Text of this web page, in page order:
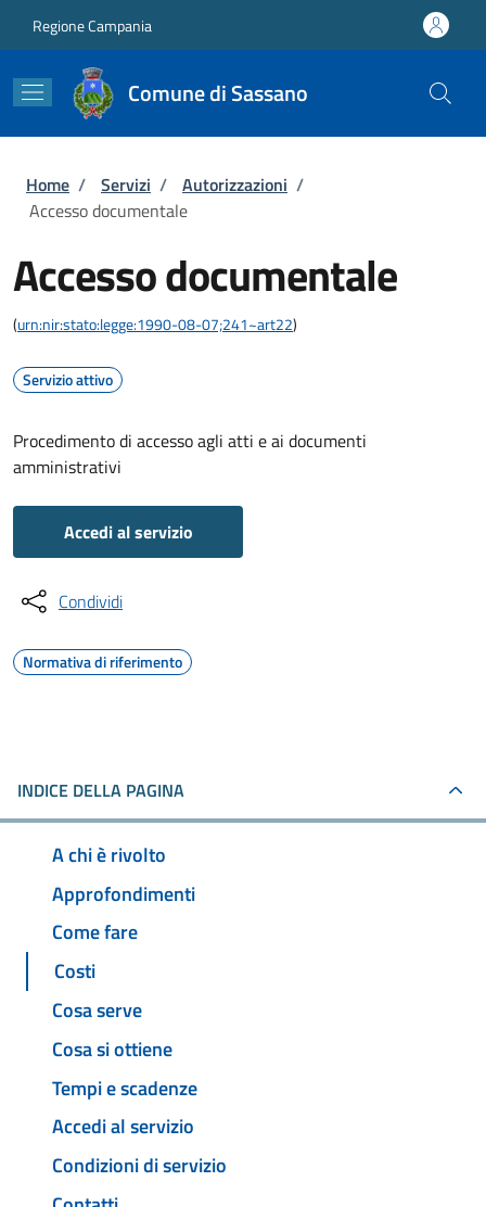
Regione Campania
Comune di Sassano
Briciole di pane
Home / Servizi / Autorizzazioni /
Accesso documentale
Accesso documentale
(urn:nir:stato:legge:1990-08-07;241~art22)
Servizio attivo
Procedimento di accesso agli atti e ai documenti
amministrativi
Accedi al servizio
Condividi
Normativa di riferimento
INDICE DELLA PAGINA
A chi è rivolto
Approfondimenti
Come fare
Costi
Cosa serve
Cosa si ottiene
Tempi e scadenze
Accedi al servizio
Condizioni di servizio